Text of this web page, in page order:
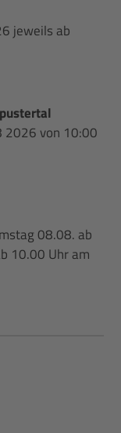
jeweils ab
2026 von 10:00
08.08. ab
10.00 Uhr am